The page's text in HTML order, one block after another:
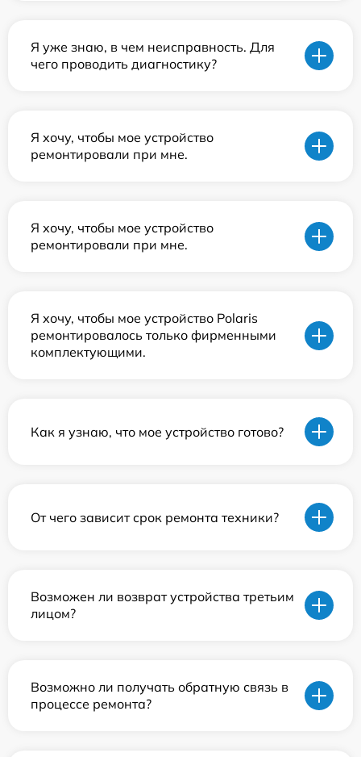
Я уже знаю, в чем неисправность. Для
чего проводить диагностику?
Я хочу, чтобы мое устройство
ремонтировали при мне.
Я хочу, чтобы мое устройство
ремонтировали при мне.
Я хочу, чтобы мое устройство Polaris
ремонтировалось только фирменными
комплектующими.
Как я узнаю, что мое устройство готово?
От чего зависит срок ремонта техники?
Возможен ли возврат устройства третьим
лицом?
Возможно ли получать обратную связь в
процессе ремонта?